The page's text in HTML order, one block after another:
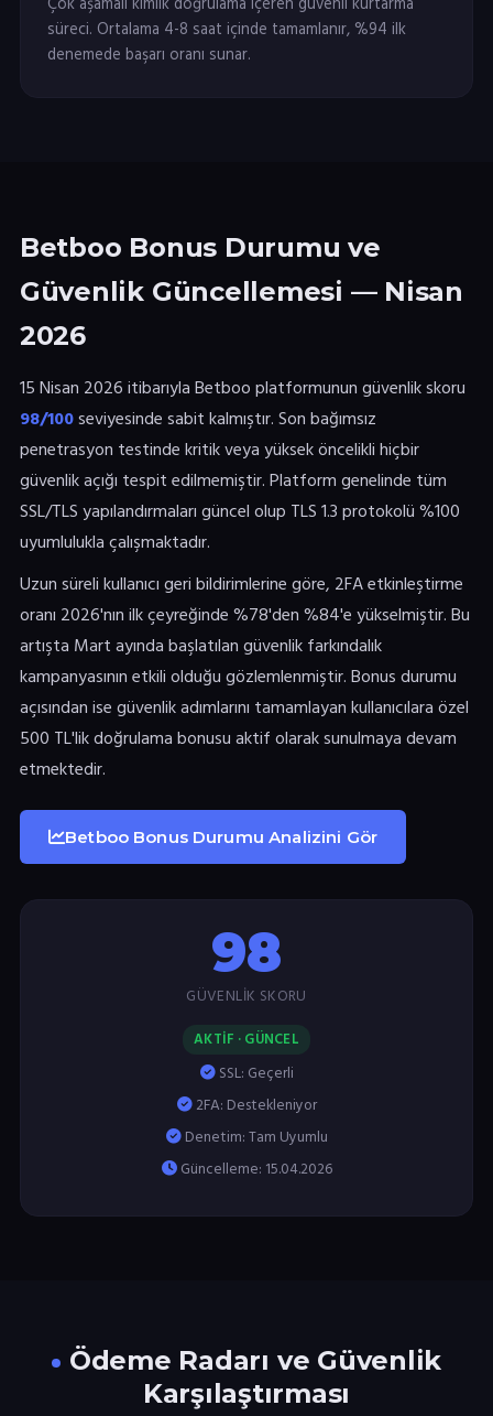
süreci. Ortalama 4-8 saat içinde tamamlanır, %94 ilk
denemede başarı oranı sunar.
Betboo Bonus Durumu ve
Güvenlik Güncellemesi — Nisan
2026
15 Nisan 2026 itibarıyla Betboo platformunun güvenlik skoru
98/100seviyesinde sabit kalmıştır. Son bağımsız
penetrasyon testinde kritik veya yüksek öncelikli hiçbir
güvenlik açığı tespit edilmemiştir. Platform genelinde tüm
SSL/TLS yapılandırmaları güncel olup TLS 1.3 protokolü %100
uyumlulukla çalışmaktadır.
Uzun süreli kullanıcı geri bildirimlerine göre, 2FA etkinleştirme
oranı 2026'nın ilk çeyreğinde %78'den %84'e yükselmiştir. Bu
artışta Mart ayında başlatılan güvenlik farkındalık
kampanyasının etkili olduğu gözlemlenmiştir. Bonus durumu
açısından ise güvenlik adımlarını tamamlayan kullanıcılara özel
500 TL'lik doğrulama bonusu aktif olarak sunulmaya devam
etmektedir.
Betboo Bonus Durumu Analizini Gör
98
GÜVENLIK SKORU
AKTİF · GÜNCEL
SSL: Geçerli
2FA: Destekleniyor
Denetim: Tam Uyumlu
Güncelleme: 15.04.2026
Ödeme Radarı ve Güvenlik
Karşılaştırması